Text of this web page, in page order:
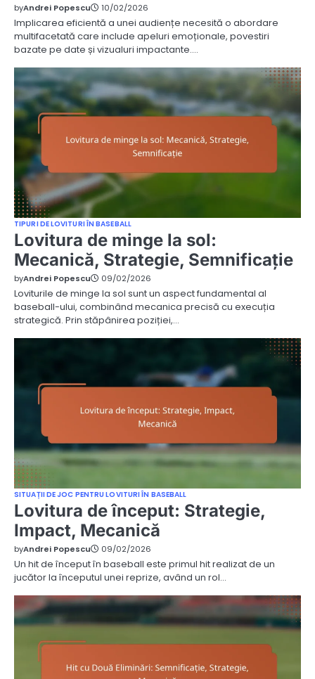
byAndrei Popescu 10/02/2026
Implicarea eficientă a unei audiențe necesită o abordare
multifacetată care include apeluri emoționale, povestiri
bazate pe date și vizualuri impactante.…
TIPURI DE LOVITURI ÎN BASEBALL
Lovitura de minge la sol:
Mecanică, Strategie, Semnificație
byAndrei Popescu 09/02/2026
Loviturile de minge la sol sunt un aspect fundamental al
baseball-ului, combinând mecanica precisă cu execuția
strategică. Prin stăpânirea poziției,…
SITUAȚII DE JOC PENTRU LOVITURI ÎN BASEBALL
Lovitura de început: Strategie,
Impact, Mecanică
byAndrei Popescu 09/02/2026
Un hit de început în baseball este primul hit realizat de un
jucător la începutul unei reprize, având un rol…